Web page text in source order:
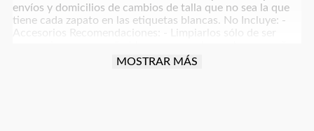
envíos y domicilios de cambios de talla que no sea la que
tiene cada zapato en las etiquetas blancas. No Incluye: -
Accesorios Recomendaciones: - Limpiarlos sólo de ser
oscuro para colores café, azul oscuro, grises y negro y usar
MOSTRAR MÁS